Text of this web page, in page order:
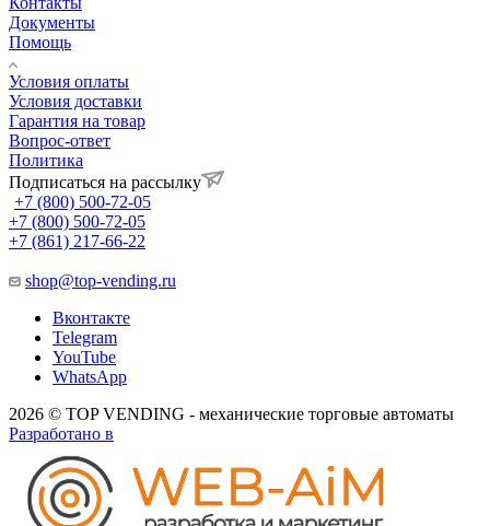
Документы
Помощь
Условия оплаты
Условия доставки
Гарантия на товар
Вопрос-ответ
Политика
Подписаться на рассылку
+7 (800) 500-72-05
+7 (800) 500-72-05
+7 (861) 217-66-22
shop@top-vending.ru
Вконтакте
Telegram
YouTube
WhatsApp
2026 © TOP VENDING - механические торговые автоматы
Разработано в